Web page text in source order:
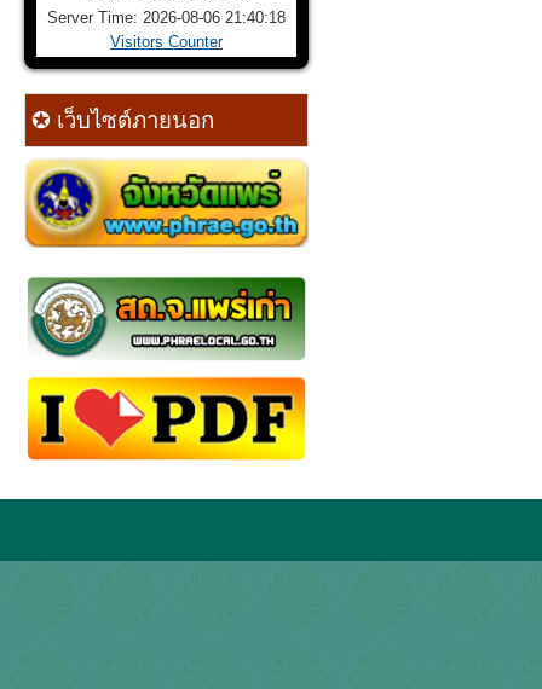
Server Time: 2026-08-06 21:40:18
Visitors Counter
✪ เว็บไซต์ภายนอก